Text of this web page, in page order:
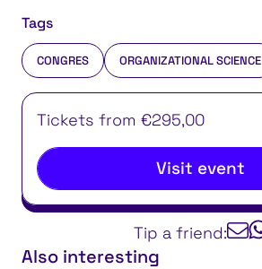
Tags
CONGRES ORGANIZATIONAL SCIENCE
Tickets from €295,00
Visit event
Tip a friend:
Also interesting